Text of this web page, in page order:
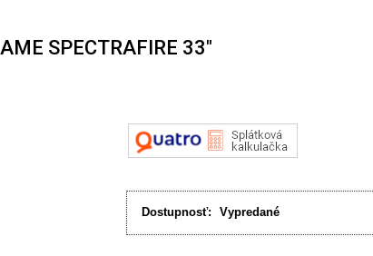
SPECTRAFIRE 33"
Dostupnosť: Vypredané